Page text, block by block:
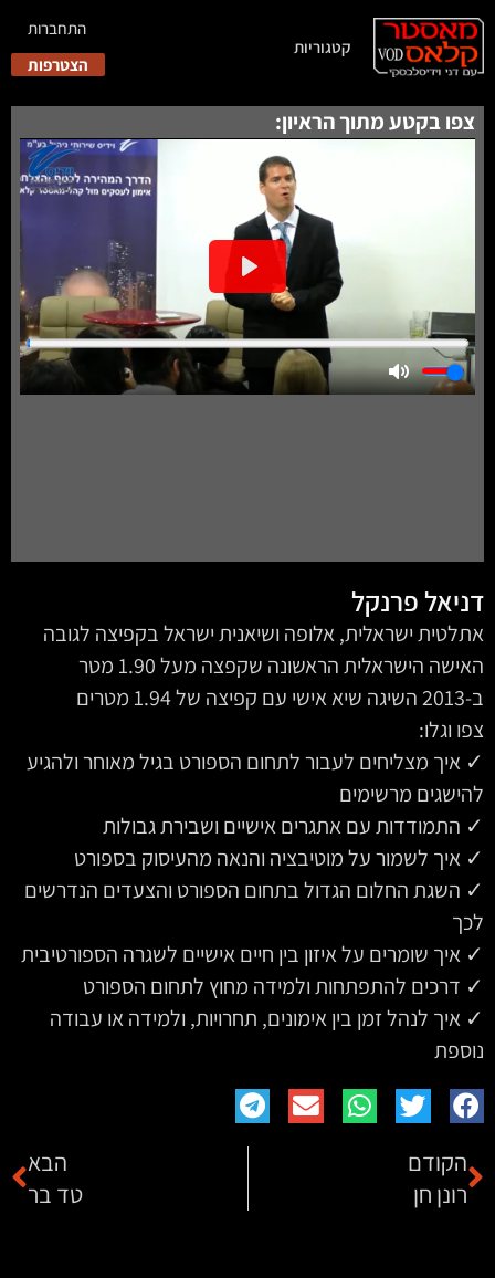
קטגוריות
התחברות
הצטרפות
צפו בקטע מתוך הראיון:
דניאל פרנקל
אתלטית ישראלית, אלופה ושיאנית ישראל בקפיצה לגובה
האישה הישראלית הראשונה שקפצה מעל 1.90 מטר
ב-2013 השיגה שיא אישי עם קפיצה של 1.94 מטרים
צפו וגלו:
✓ איך מצליחים לעבור לתחום הספורט בגיל מאוחר ולהגיע
להישגים מרשימים
✓ התמודדות עם אתגרים אישיים ושבירת גבולות
✓ איך לשמור על מוטיבציה והנאה מהעיסוק בספורט
✓ השגת החלום הגדול בתחום הספורט והצעדים הנדרשים
לכך
✓ איך שומרים על איזון בין חיים אישיים לשגרה הספורטיבית
✓ דרכים להתפתחות ולמידה מחוץ לתחום הספורט
✓ איך לנהל זמן בין אימונים, תחרויות, ולמידה או עבודה
נוספת
הקודם
רונן חן
הבא
טד בר